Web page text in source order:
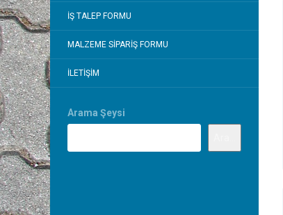
İŞ TALEP FORMU
MALZEME SIPARIŞ FORMU
İLETIŞIM
Arama Şeysi